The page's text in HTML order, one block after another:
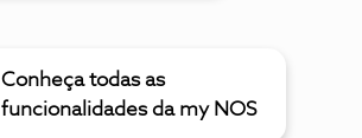
Conheça todas as
funcionalidades da my NOS